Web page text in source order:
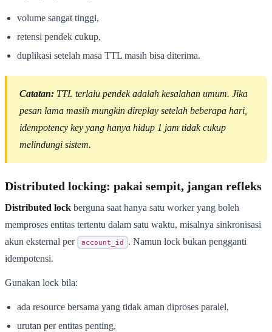
volume sangat tinggi,
retensi pendek cukup,
duplikasi setelah masa TTL masih bisa diterima.
Catatan: TTL terlalu pendek adalah kesalahan umum. Jika
pesan lama masih mungkin direplay setelah beberapa hari,
idempotency key yang hanya hidup 1 jam tidak cukup
melindungi sistem.
Distributed locking: pakai sempit, jangan refleks
Distributed lock berguna saat hanya satu worker yang boleh
memproses entitas tertentu dalam satu waktu, misalnya sinkronisasi
akun eksternal per
account_id
. Namun lock bukan pengganti
idempotensi.
Gunakan lock bila:
ada resource bersama yang tidak aman diproses paralel,
urutan per entitas penting,